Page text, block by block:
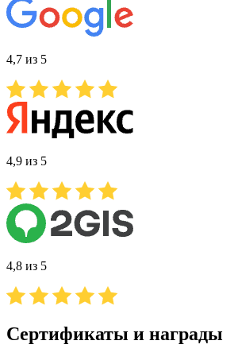
4,7 из 5
4,9 из 5
4,8 из 5
Сертификаты и награды